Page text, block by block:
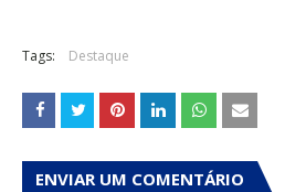
Tags: Destaque
ENVIAR UM COMENTÁRIO